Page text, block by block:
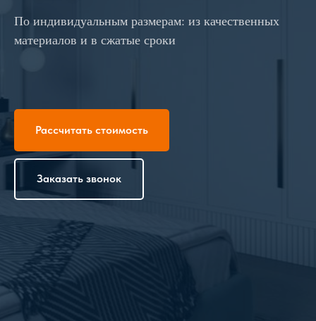
По индивидуальным размерам: из качественных
материалов и в сжатые сроки
Рассчитать стоимость
Заказать звонок